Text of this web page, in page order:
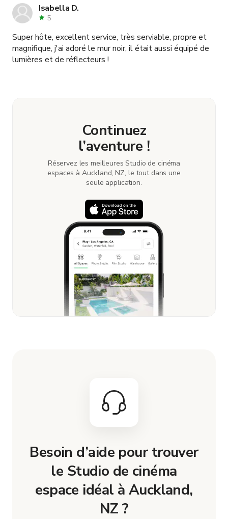
reviendrais sans aucun doute.
Isabella D.
5
Super hôte, excellent service, très serviable, propre et
magnifique, j'ai adoré le mur noir, il était aussi équipé de
lumières et de réflecteurs !
Continuez
l’aventure !
Réservez les meilleures Studio de cinéma
espaces à Auckland, NZ, le tout dans une
seule application.
Besoin d’aide pour trouver
le Studio de cinéma
espace idéal à Auckland,
NZ ?